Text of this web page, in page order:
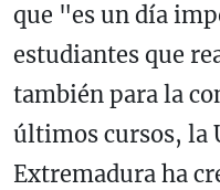
que "es un día
estudiantes que
también para la
últimos cursos, la
Extremadura ha